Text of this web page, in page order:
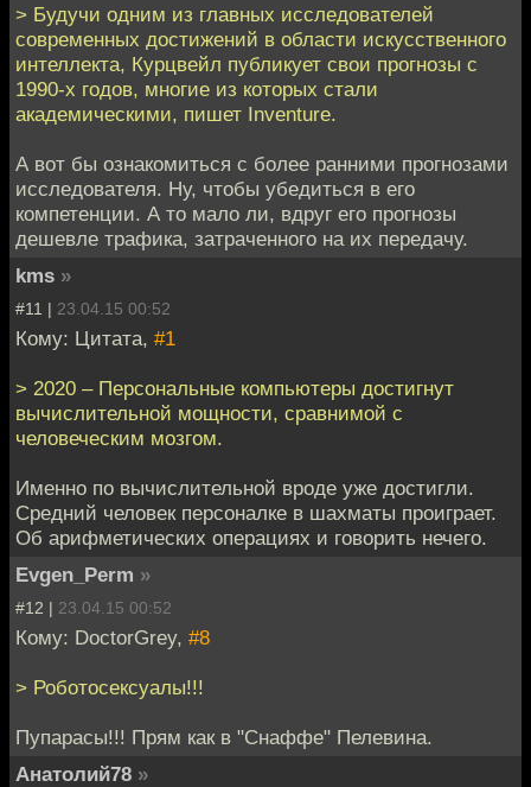
> Будучи одним из главных исследователей
современных достижений в области искусственного
интеллекта, Курцвейл публикует свои прогнозы с
1990-х годов, многие из которых стали
академическими, пишет Inventure.
А вот бы ознакомиться с более ранними прогнозами
исследователя. Ну, чтобы убедиться в его
компетенции. А то мало ли, вдруг его прогнозы
дешевле трафика, затраченного на их передачу.
kms »
#11 | 23.04.15 00:52
Кому: Цитата, #1
> 2020 – Персональные компьютеры достигнут
вычислительной мощности, сравнимой с
человеческим мозгом.
Именно по вычислительной вроде уже достигли.
Средний человек персоналке в шахматы проиграет.
Об арифметических операциях и говорить нечего.
Evgen_Perm »
#12 | 23.04.15 00:52
Кому: DoctorGrey, #8
> Роботосексуалы!!!
Пупарасы!!! Прям как в "Снаффе" Пелевина.
Анатолий78 »